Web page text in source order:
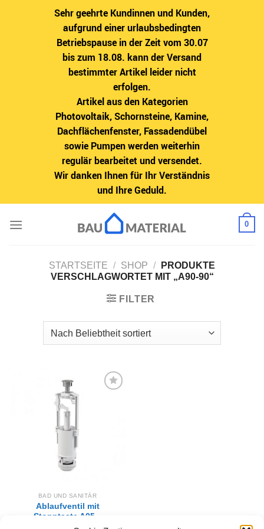
Sehr geehrte Kundinnen und Kunden,
aufgrund einer urlaubsbedingten
Betriebspause in der Zeit vom 30.07
bis zum 18.08. kann der Versand
bestimmter Artikel leider nicht
erfolgen.
Artikel aus den Kategorien
Photovoltaik, Schornsteine, Kamine,
Dachflächenfenster, Fassadendübel
sowie Pumpen werden weiterhin
regulär bearbeitet und versendet.
Wir danken Ihnen für Ihr Verständnis
und Ihre Geduld.
Inhalt
0
STARTSEITE / SHOP /
PRODUKTE
VERSCHLAGWORTET MIT „A90-90“
FILTER
BAD UND SANITÄR
Ablaufventil mit
Stopptaste A05 –
Höhenverstellbares WC-